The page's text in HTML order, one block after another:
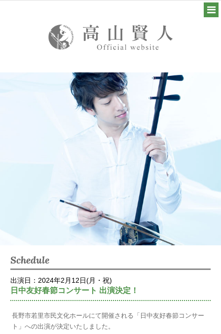
Schedule
出演日：2024年2月12日(月・祝)
日中友好春節コンサート 出演決定！
長野市若里市民文化ホールにて開催される「日中友好春節コンサー
ト」への出演が決定いたしました。